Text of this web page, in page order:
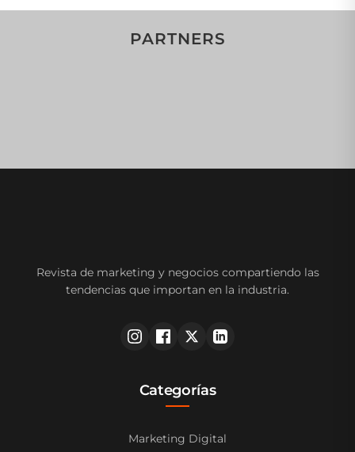
PARTNERS
Revista de marketing y negocios compartiendo las
tendencias que importan en la industria.
Categorías
Marketing Digital